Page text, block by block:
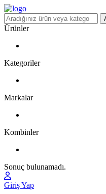
Ürünler
Kategoriler
Markalar
Kombinler
Sonuç bulunamadı.
Giriş Yap